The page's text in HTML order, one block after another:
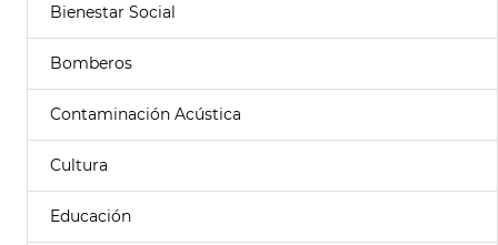
Bienestar Social
Bomberos
Contaminación Acústica
Cultura
Educación